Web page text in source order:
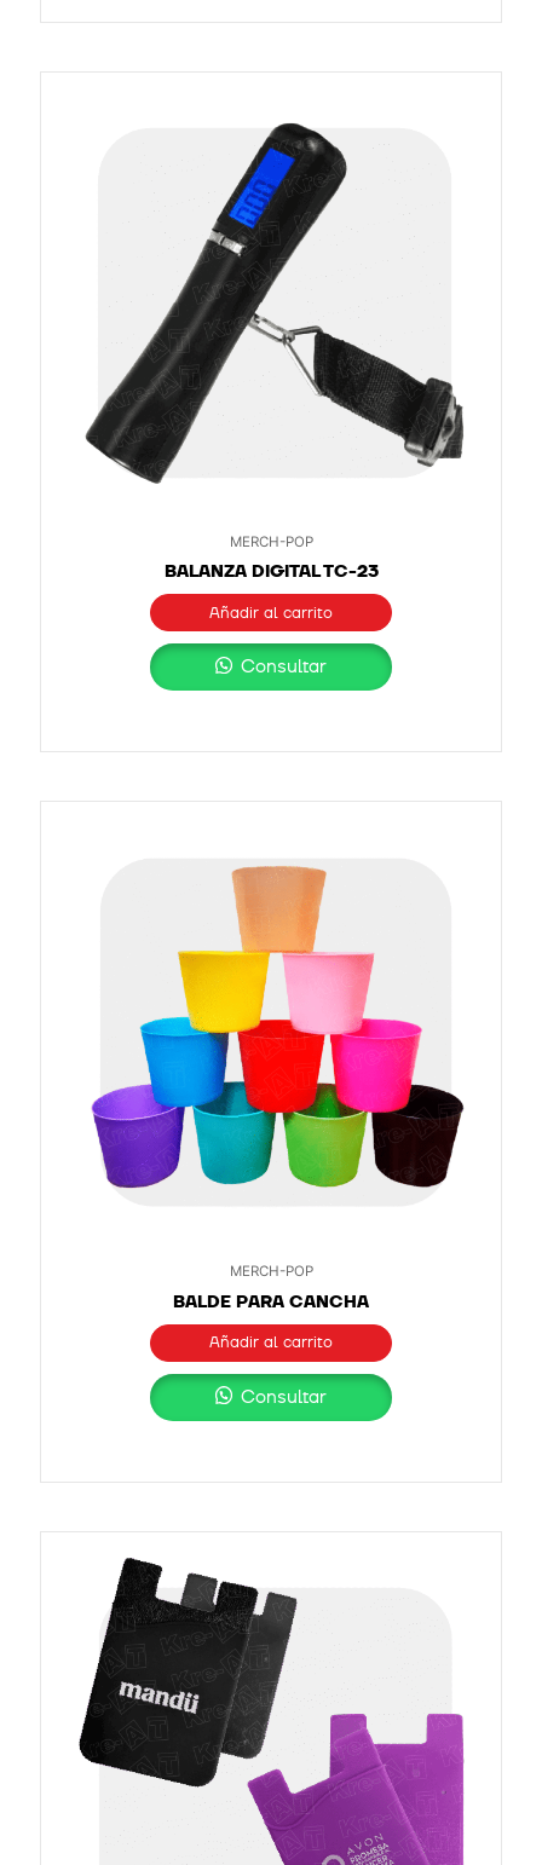
MERCH-POP
BALANZA DIGITAL TC-23
Añadir al carrito
Consultar
MERCH-POP
BALDE PARA CANCHA
Añadir al carrito
Consultar